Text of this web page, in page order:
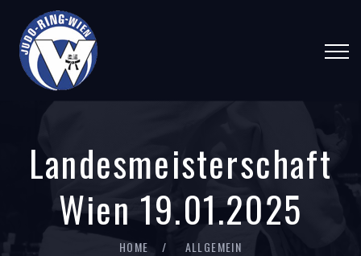
Landesmeisterschaft
Wien 19.01.2025
HOME
ALLGEMEIN